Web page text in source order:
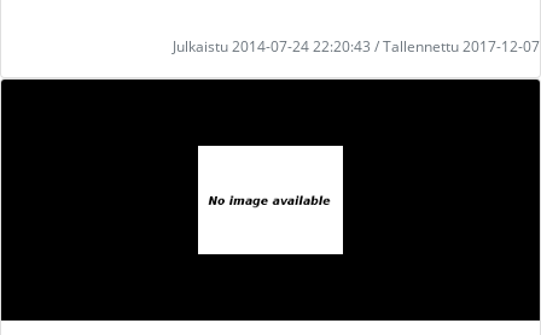
Julkaistu 2014-07-24 22:20:43 / Tallennettu 2017-12-07